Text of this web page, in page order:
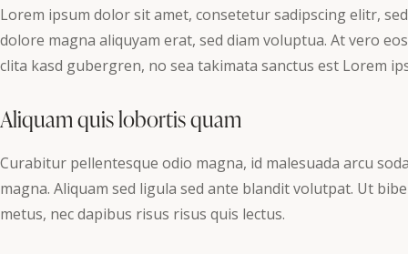
Lorem ipsum dolor sit amet, consetetur sadipscing elitr,
dolore magna aliquyam erat, sed diam voluptua. At vero
clita kasd gubergren, no sea takimata sanctus est Lorem
Aliquam quis lobortis quam
Curabitur pellentesque odio magna, id malesuada arcu
magna. Aliquam sed ligula sed ante blandit volutpat. Ut
metus, nec dapibus risus risus quis lectus.